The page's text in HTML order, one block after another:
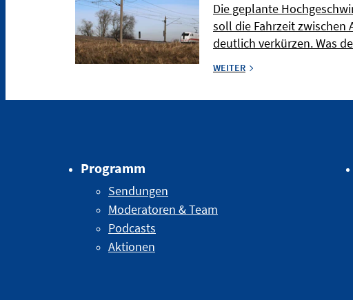
Die geplante
soll die Fahrzeit zwischen
deutlich verkürzen. Was
WEITER
Programm
Sendungen
Moderatoren & Team
Podcasts
Aktionen